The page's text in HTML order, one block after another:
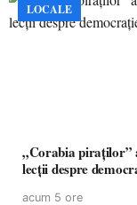
LOCALE
„Corabia piraților”
lecții despre
acum 5 ore